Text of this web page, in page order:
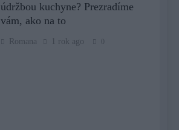
údržbou kuchyne? Prezradíme
vám, ako na to
Romana 1 rok ago